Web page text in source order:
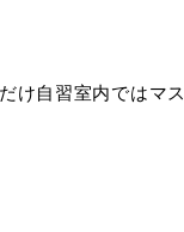
け自習室内ではマス